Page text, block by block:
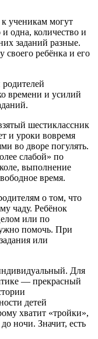
ученикам могут
одна, количество и
заданий разные.
своего ребёнка и его
времени и усилий
шестиклассник
и уроки вовремя
во дворе погулять.
слабой» по
выполнение
время.
о том, что
чаду. Ребёнок
или по
помочь. При
или
Для
— прекрасный
детей
хватит «тройки»,
ночи. Значит, есть